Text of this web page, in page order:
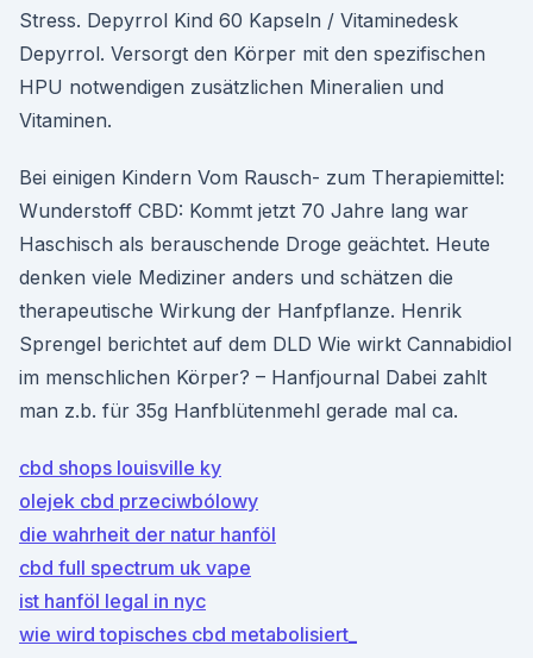
Stress. Depyrrol Kind 60 Kapseln / Vitaminedesk
Depyrrol. Versorgt den Körper mit den spezifischen
HPU notwendigen zusätzlichen Mineralien und
Vitaminen.
Bei einigen Kindern Vom Rausch- zum Therapiemittel:
Wunderstoff CBD: Kommt jetzt 70 Jahre lang war
Haschisch als berauschende Droge geächtet. Heute
denken viele Mediziner anders und schätzen die
therapeutische Wirkung der Hanfpflanze. Henrik
Sprengel berichtet auf dem DLD Wie wirkt Cannabidiol
im menschlichen Körper? – Hanfjournal Dabei zahlt
man z.b. für 35g Hanfblütenmehl gerade mal ca.
cbd shops louisville ky
olejek cbd przeciwbólowy
die wahrheit der natur hanföl
cbd full spectrum uk vape
ist hanföl legal in nyc
wie wird topisches cbd metabolisiert_